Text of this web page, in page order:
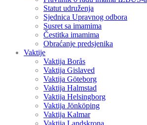
Statut udruženja
Sjednica Upravnog odbora
Susret sa imamima
Čestitka imamima
Obraćanje predsjenika
Vaktije
Vaktija Borås
Vaktija Gislaved
Vaktija Göteborg
Vaktija Halmstad
Vaktija Helsingborg
Vaktija Jönköping
Vaktija Kalmar
Vaktija Landskrona